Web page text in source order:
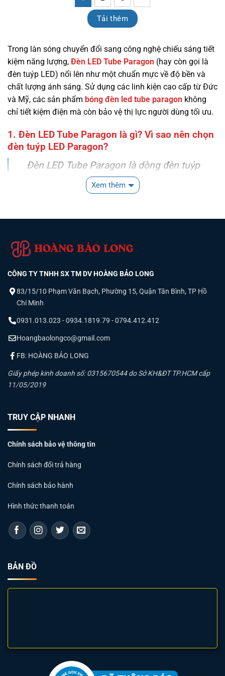
Tải thêm
Trong làn sóng chuyển đổi sang công nghệ chiếu sáng tiết
kiệm năng lượng, Đèn LED Tube Paragon (hay còn gọi là
đèn tuýp LED) nổi lên như một chuẩn mực về độ bền và
chất lượng ánh sáng. Sử dụng các linh kiện cao cấp từ Đức
và Mỹ, các sản phẩm bóng đèn led tube paragon không
chỉ tiết kiệm điện mà còn bảo vệ thị lực người dùng tối ưu.
1. Đèn LED Tube Paragon là gì? Vì sao nên chọn
đèn tuýp LED Paragon?
Đèn LED Tube Paragon là dòng đèn tuýp
sử dụng công nghệ LED hiện đại (thường
là chuẩn T8), được thiết kế để thay thế
giờ.
Sự khác biệt của đèn tuýp led paragon
Trustworthiness):
Chip LED cao cấp:
trung thực và duy trì độ sáng ổn định theo thời gian.
nhận diện màu sắc vật thể rõ nét, phù hợp cho văn phòng,
siêu thị và bệnh viện.
An toàn:Không chứa thủy ngân, không phát ra tia UV
toàn tuyệt đối cho sức khỏe và môi trường.
Đèn LED Tube Paragon
Xem thêm
CÔNG TY TNHH SX TM DV HOÀNG BẢO LONG
83/15/10 Phạm Văn Bạch, Phường 15, Quận Tân Bình, TP Hồ
Chí Minh
0931.013.023 - 0934.1819.79 - 0794.412.412
Hoangbaolongco@gmail.com
FB: HOÀNG BẢO LONG
Giấy phép kinh doanh số: 0315670544 do Sở KH&ĐT TP.HCM cấp
11/05/2019
TRUY CẬP NHANH
Chính sách bảo vệ thông tin
Chính sách đổi trả hàng
Chính sách bảo hành
Hình thức thanh toán
BẢN ĐỒ